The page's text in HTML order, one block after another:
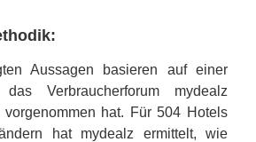
Aussagen basieren auf einer
Verbraucherforum mydealz
hat. Für 504 Hotels
hat mydealz ermittelt, wie